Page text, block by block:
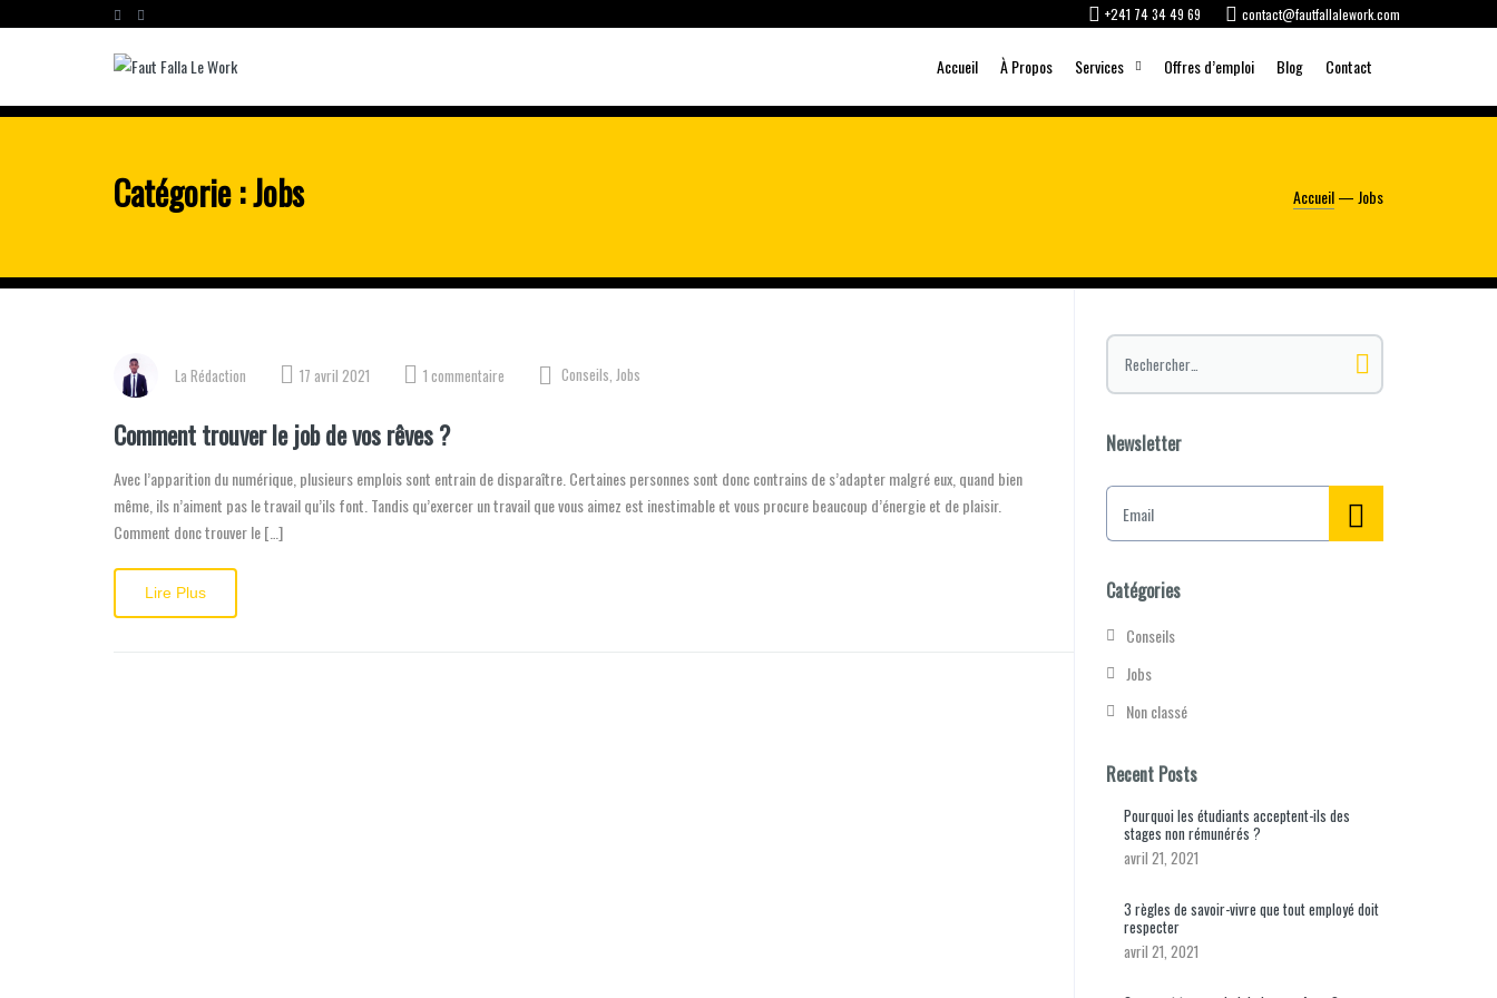
+241 74 34 49 69 contact@fautfallalework.com
Accueil À Propos Services Offres d’emploi Blog Contact
Catégorie :Jobs Accueil— Jobs
La Rédaction 17 avril 2021 1 commentaire Conseils Jobs
Comment trouver le job de vos rêves ?
Avec l’apparition du numérique, plusieurs emplois sont entrain de disparaître. Certaines personnes sont donc contrains de s’adapter malgré eux, quand bien
même, ils n’aiment pas le travail qu’ils font. Tandis qu’exercer un travail que vous aimez est inestimable et vous procure beaucoup d’énergie et de plaisir.
Comment donc trouver le […]
Lire Plus
Rechercher :
Newsletter
E
a
l
*
Catégories
Conseils
Jobs
Non classé
Recent Posts
Pourquoi les étudiants acceptent-ils des
stages non rémunérés ?
avril 21, 2021
3 règles de savoir-vivre que tout employé doit
respecter
avril 21, 2021